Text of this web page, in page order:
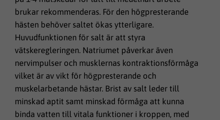
brukar rekommenderas. För den högpresterande
hästen behöver saltet ökas ytterligare.
Huvudfunktionen för salt är att styra
vätskeregleringen. Natriumet påverkar även
nervimpulser och musklernas kontraktionsförmåga
vilket är av vikt för högpresterande och
muskelarbetande hästar. Brist av salt leder till
minskad aptit samt minskad förmåga att kunna
binda vatten till vitala funktioner i kroppen, med